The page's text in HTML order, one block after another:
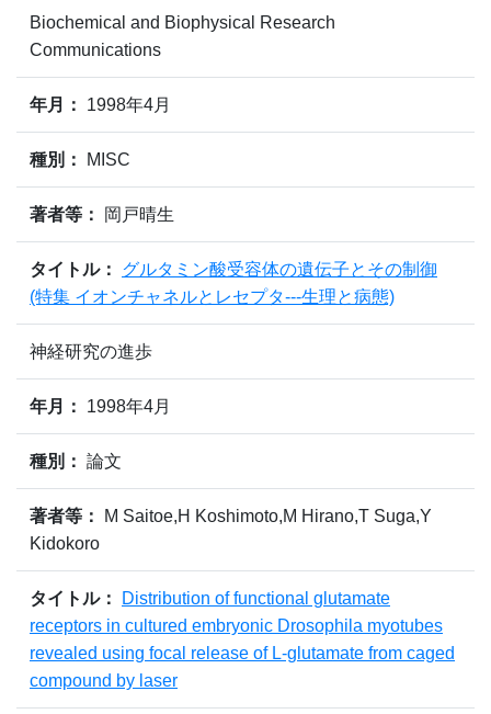
Biochemical and Biophysical Research
Communications
年月： 1998年4月
種別： MISC
著者等： 岡戸晴生
タイトル：
グルタミン酸受容体の遺伝子とその制御
(特集 イオンチャネルとレセプタ---生理と病態)
神経研究の進歩
年月： 1998年4月
種別： 論文
著者等：
M Saitoe,H Koshimoto,M Hirano,T Suga,Y
Kidokoro
タイトル：
Distribution of functional glutamate
receptors in cultured embryonic Drosophila myotubes
revealed using focal release of L-glutamate from caged
compound by laser